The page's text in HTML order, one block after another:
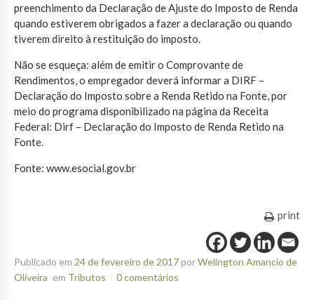
preenchimento da Declaração de Ajuste do Imposto de Renda
quando estiverem obrigados a fazer a declaração ou quando
tiverem direito à restituição do imposto.
Não se esqueça: além de emitir o Comprovante de
Rendimentos, o empregador deverá informar a DIRF –
Declaração do Imposto sobre a Renda Retido na Fonte, por
meio do programa disponibilizado na página da Receita
Federal: Dirf – Declaração do Imposto de Renda Retido na
Fonte.
Fonte: www.esocial.gov.br
print
Publicado em 24 de fevereiro de 2017porWelington Amancio de
Oliveira em Tributos 0 comentários